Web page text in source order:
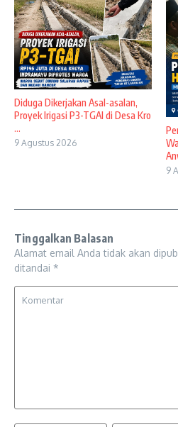
Diduga Dikerjakan Asal-asalan,
Proyek Irigasi P3-TGAI di Desa Kro
...
9 Agustus 2026
9
Tinggalkan Balasan
Alamat email Anda tidak akan
ditandai *